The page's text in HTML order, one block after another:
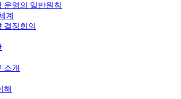
운영의 일반원칙
계
결정회의
소개
해